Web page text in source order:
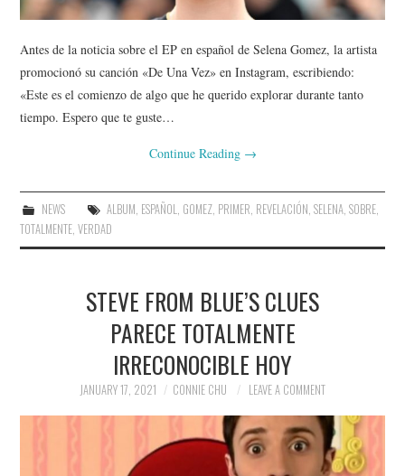
Antes de la noticia sobre el EP en español de Selena Gomez, la artista
promocionó su canción «De Una Vez» en Instagram, escribiendo:
«Este es el comienzo de algo que he querido explorar durante tanto
tiempo. Espero que te guste…
Continue Reading →
NEWS ALBUM, ESPAÑOL, GOMEZ, PRIMER, REVELACIÓN, SELENA, SOBRE,
TOTALMENTE,VERDAD
STEVE FROM BLUE’S CLUES
PARECE TOTALMENTE
IRRECONOCIBLE HOY
JANUARY 17, 2021 CONNIE CHU LEAVE A COMMENT